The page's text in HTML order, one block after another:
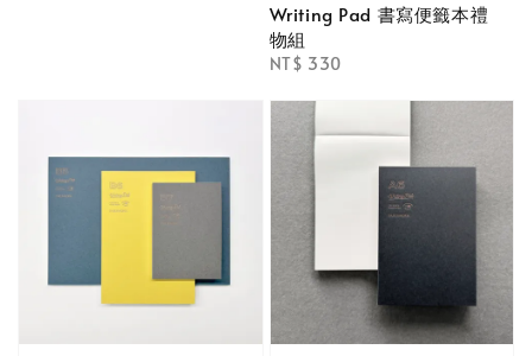
Writing Pad 書寫便籤本禮
物組
Regular
NT$ 330